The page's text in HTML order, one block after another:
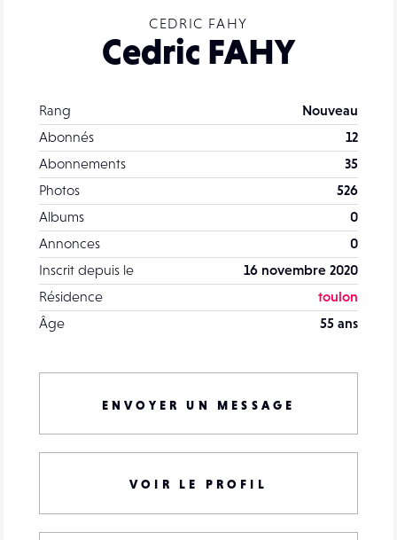
CEDRIC FAHY
Cedric FAHY
Rang
Nouveau
Abonnés
12
Abonnements
35
Photos
526
Albums
0
Annonces
0
Inscrit depuis le
16 novembre 2020
Résidence
toulon
Âge
55 ans
ENVOYER UN MESSAGE
VOIR LE PROFIL